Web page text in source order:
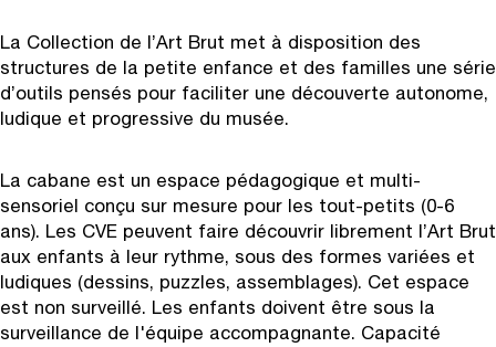
La Collection de l’Art Brut met à disposition des
structures de la petite enfance et des familles une série
d’outils pensés pour faciliter une découverte autonome,
ludique et progressive du musée.
La cabane est un espace pédagogique et multi-
sensoriel conçu sur mesure pour les tout-petits (0-6
ans). Les CVE peuvent faire découvrir librement l’Art Brut
aux enfants à leur rythme, sous des formes variées et
ludiques (dessins, puzzles, assemblages). Cet espace
est non surveillé. Les enfants doivent être sous la
surveillance de l'équipe accompagnante. Capacité